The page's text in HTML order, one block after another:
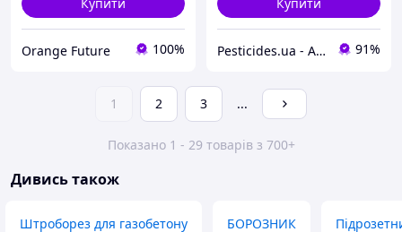
Orange Future 100% Pesticides.ua - Аграрна продукція і не тільки !!! 91%
1 2 3 ...
Показано 1 - 29 товарів з 700+
Дивись також
Штроборез для газобетону БОРОЗНИК